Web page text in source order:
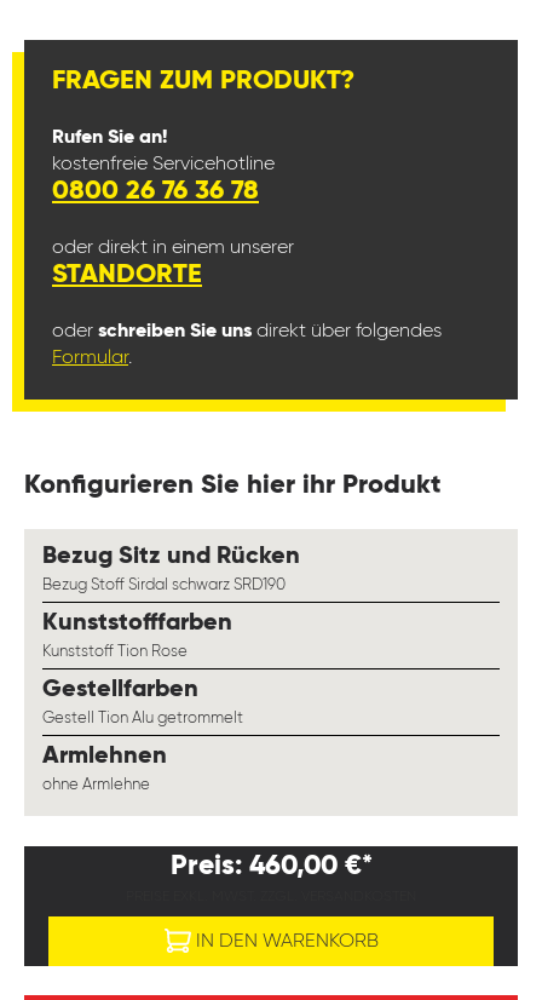
FRAGEN ZUM PRODUKT?
Rufen Sie an!
kostenfreie Servicehotline
0800 26 76 36 78
oder direkt in einem unserer
STANDORTE
oder schreiben Sie uns direkt über folgendes
Formular.
Konfigurieren Sie hier ihr Produkt
Bezug Sitz und Rücken
Bezug Stoff Sirdal schwarz SRD190
Kunststofffarben
Kunststoff Tion Rose
Gestellfarben
Gestell Tion Alu getrommelt
Armlehnen
ohne Armlehne
Preis: 460,00 €*
IN DEN WARENKORB